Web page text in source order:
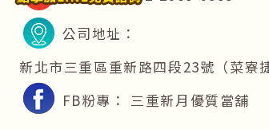
公司地址：
新北市三重區重新路四段23號（菜寮
FB粉專：
三重新月優質當舖